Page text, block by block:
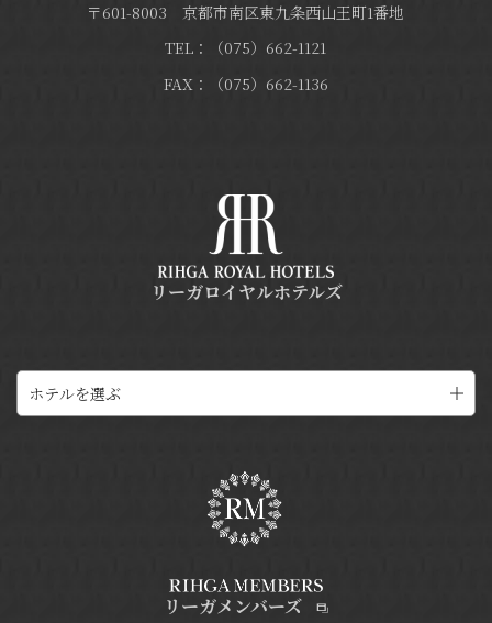
〒601-8003 京都市南区東九条西山王町1番地
TEL：（075）662-1121
FAX：（075）662-1136
リーガロイヤルホテルズ
ホテルを選ぶ
リーガメンバーズ